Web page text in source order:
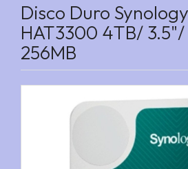
Disco Duro
HAT3300 4TB/ 3.5"/
256MB